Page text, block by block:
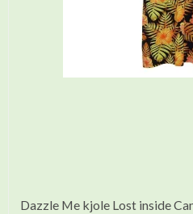
Dazzle Me kjole Lost inside